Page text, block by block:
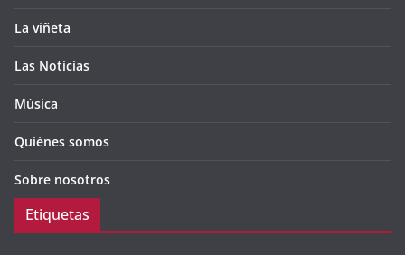
La viñeta
Las Noticias
Música
Quiénes somos
Sobre nosotros
Etiquetas